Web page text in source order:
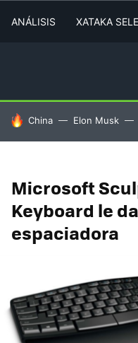
ANÁLISIS XATAKA
HOY SE HABLA DE
China Elon Musk
Microsoft
Keyboard le
espaciadora